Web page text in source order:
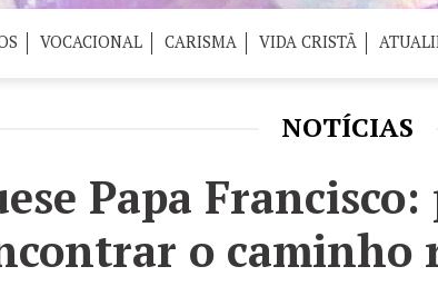
VOCACIONAL CARISMA VIDA CRISTÃ
NOTÍCIAS
Papa
o caminho